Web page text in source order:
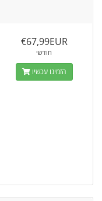
€67,99EUR
חודשי
הזמינו עכשיו